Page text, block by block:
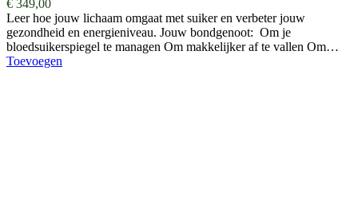
€ 349,00
Leer hoe jouw lichaam omgaat met suiker en verbeter jouw
gezondheid en energieniveau. Jouw bondgenoot: Om je
bloedsuikerspiegel te managen Om makkelijker af te vallen Om…
Toevoegen